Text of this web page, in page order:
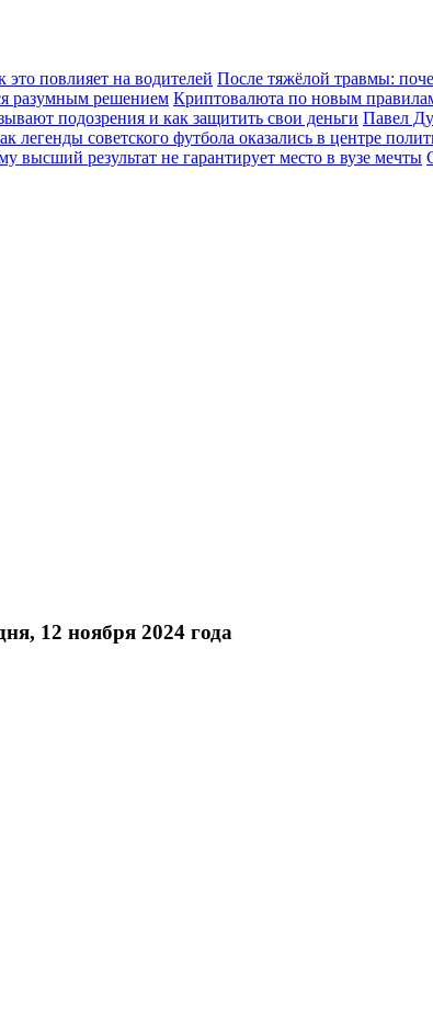
повлияет на водителей После тяжёлой травмы:
разумным решением Криптовалюта по новым
подозрения и как защитить свои деньги Павел
легенды советского футбола оказались в центре
результат не гарантирует место в вузе мечты
12 ноября 2024 года